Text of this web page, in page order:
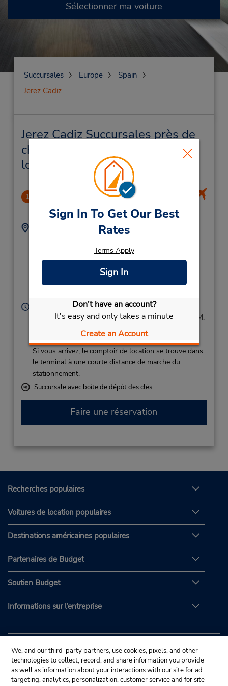
Sign In To Get Our Best
Rates
Terms Apply
Sign In
Don't have an account?
It's easy and only takes a minute
Create an Account
Sélectionner ma voiture
Succursales Europe
Spain
Jerez Cadiz
Jerez Cadiz Succursales près de
chez vous et succursales de
location de véhicule
1 Jerez De La Frontera Airport
7.48 mille
Adresse :
Devolucion Limite
Jerez Cadiz, 11591,
Téléphone :
Heures d'exploitation :
Sun 3:00 PM - 9:45 PM; Mon - Fri 8:00 AM - 9:45 PM;
Sat 8:00 AM - 2:45 PM
Si vous arrivez, le comptoir de location se trouve dans
le terminal à une courte distance de marche du
stationnement.
Succursale avec boîte de dépôt des clés
Faire une réservation
Recherches populaires
Voitures de location populaires
Destinations américaines populaires
Partenaires de Budget
Soutien Budget
Informations sur l'entreprise
We, and our third-party partners, use cookies, pixels, and other
technologies to collect, record, and share information you provide
as well as information about your interactions with our site for ad
targeting, analytics, personalization, customer service and for site